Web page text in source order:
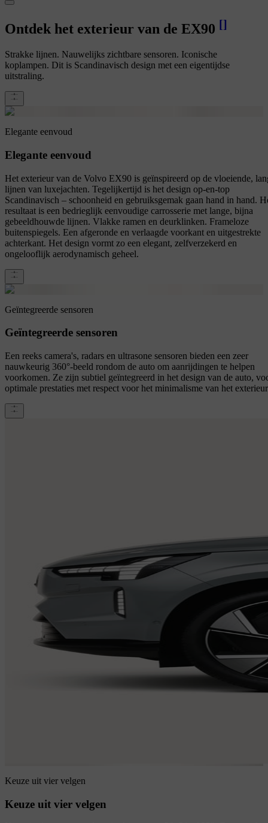
Ontdek het exterieur van de EX90 []
Strakke lijnen. Nauwelijks zichtbare sensoren. Iconische
koplampen. Dit is Scandinavisch design met een eigentijdse
uitstraling.
Elegante eenvoud
Elegante eenvoud
Het exterieur van de Volvo EX90 is geïnspireerd op de vloeiende,
lijnen van luxejachten. Tegelijkertijd is het design op-en-top
Scandinavisch – schoonheid en gebruiksgemak gaan hand in hand.
resultaat is een bedrieglijk eenvoudige carrosserie met lange, bijna
gebeeldhouwde lijnen. Vlakke ramen en deurklinken. Frameloze
buitenspiegels. Een afgeronde en verlaagde voorkant en uitgestrekte
achterkant. Het design vormt zo een elegant, zelfverzekerd en
ongelooflijk aerodynamisch geheel.
Geïntegreerde sensoren
Geïntegreerde sensoren
Een reeks camera's, radars en ultrasone sensoren bieden een zeer
nauwkeurig 360°-beeld rondom de auto om aanrijdingen te helpen
voorkomen. Ze zijn subtiel geïntegreerd in het design van de auto,
optimale prestaties met respect voor het minimalisme van het
Keuze uit vier velgen
Keuze uit vier velgen